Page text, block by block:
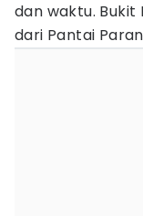
dan waktu. Bukit
dari Pantai